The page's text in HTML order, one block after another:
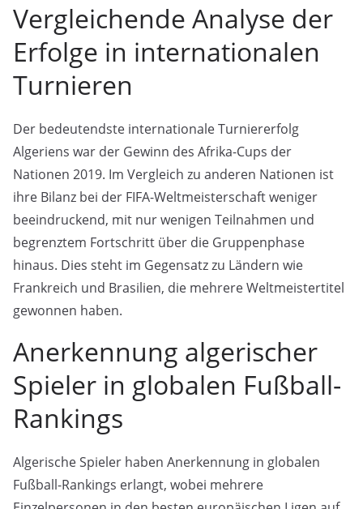
Vergleichende Analyse der
Erfolge in internationalen
Turnieren
Der bedeutendste internationale Turniererfolg
Algeriens war der Gewinn des Afrika-Cups der
Nationen 2019. Im Vergleich zu anderen Nationen ist
ihre Bilanz bei der FIFA-Weltmeisterschaft weniger
beeindruckend, mit nur wenigen Teilnahmen und
begrenztem Fortschritt über die Gruppenphase
hinaus. Dies steht im Gegensatz zu Ländern wie
Frankreich und Brasilien, die mehrere Weltmeistertitel
gewonnen haben.
Anerkennung algerischer
Spieler in globalen Fußball-
Rankings
Algerische Spieler haben Anerkennung in globalen
Fußball-Rankings erlangt, wobei mehrere